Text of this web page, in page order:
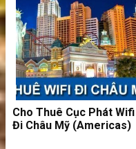
Cho Thuê Cục Phát Wifi
Đi Châu Mỹ (Americas)